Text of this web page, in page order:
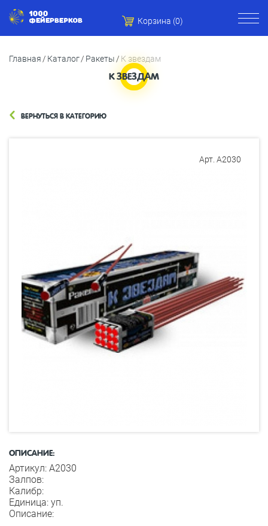
Корзина (0)
Главная Каталог Ракеты К звездам
К ЗВЕЗДАМ
ВЕРНУТЬСЯ В КАТЕГОРИЮ
Арт. А2030
ОПИСАНИЕ:
Артикул: А2030
Залпов:
Калибр:
Единица: уп.
Описание: